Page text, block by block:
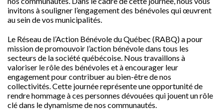
invitons à souligner l’engagement des bénévoles qui œuvrent
au sein de vos municipalités.
Le Réseau de l’Action Bénévole du Québec (RABQ) a pour
mission de promouvoir l’action bénévole dans tous les
secteurs de la société québécoise. Nous travaillons à
valoriser le rôle des bénévoles et à encourager leur
engagement pour contribuer au bien-être de nos
collectivités. Cette journée représente une opportunité de
rendre hommage à ces personnes dévouées qui jouent un rôle
clé dans le dynamisme de nos communautés.